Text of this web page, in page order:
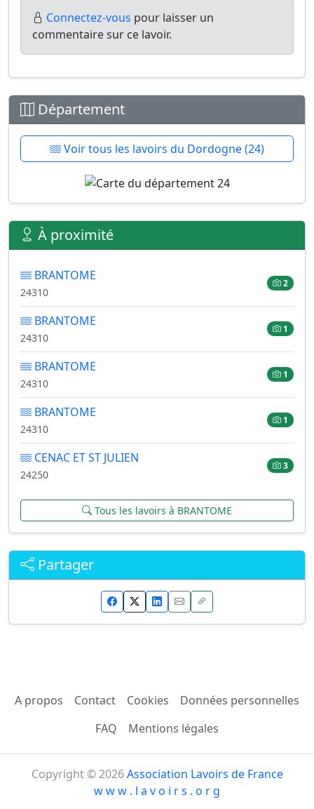
Connectez-vous pour laisser un
commentaire sur ce lavoir.
Département
Voir tous les lavoirs du Dordogne (24)
À proximité
BRANTOME
24310
2
BRANTOME
24310
1
BRANTOME
24310
1
BRANTOME
24310
1
CENAC ET ST JULIEN
24250
3
Tous les lavoirs à BRANTOME
Partager
A propos Contact Cookies
Données personnelles
FAQ
Mentions légales
Copyright © 2026Association Lavoirs de France
w w w . l a v o i r s . o r g